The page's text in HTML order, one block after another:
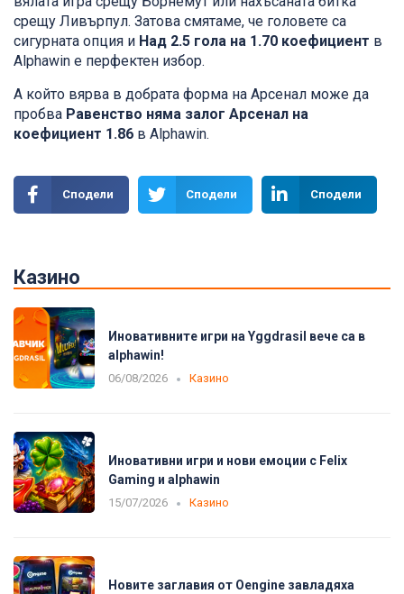
срещу Ливърпул. Затова смятаме, че головете са
сигурната опция и Над 2.5 гола на 1.70 коефициент в
Alphawin е перфектен избор.
А който вярва в добрата форма на Арсенал може да
пробва Равенство няма залог Арсенал на
коефициент 1.86 в Alphawin.
Сподели Сподели Сподели
Казино
Иновативните игри на Yggdrasil вече са в
alphawin!
06/08/2026 Казино
Иновативни игри и нови емоции с Felix
Gaming и alphawin
15/07/2026 Казино
Новите заглавия от Oengine завладяха